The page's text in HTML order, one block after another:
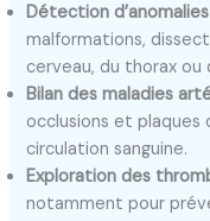
Détection
malformations,
cerveau, du thorax ou
Bilan des maladies
occlusions et
circulation sanguine.
Exploration des
notamment pour